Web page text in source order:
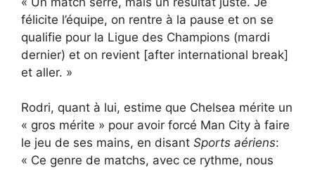
félicite l’équipe, on rentre à la pause et on se
qualifie pour la Ligue des Champions (mardi
dernier) et on revient [after international break]
et aller. »
Rodri, quant à lui, estime que Chelsea mérite un
« gros mérite » pour avoir forcé Man City à faire
le jeu de ses mains, en disant Sports aériens:
« Ce genre de matchs, avec ce rythme, nous